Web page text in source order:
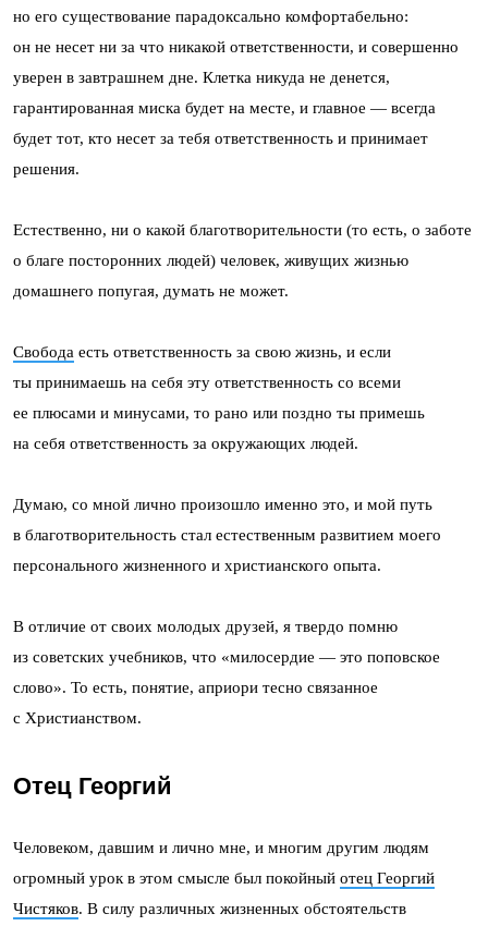
но его существование парадоксально комфортабельно:
он не несет ни за что никакой ответственности, и совершенно
уверен в завтрашнем дне. Клетка никуда не денется,
гарантированная миска будет на месте, и главное — всегда
будет тот, кто несет за тебя ответственность и принимает
решения.
Естественно, ни о какой благотворительности (то есть, о заботе
о благе посторонних людей) человек, живущих жизнью
домашнего попугая, думать не может.
Свобода есть ответственность за свою жизнь, и если
ты принимаешь на себя эту ответственность со всеми
ее плюсами и минусами, то рано или поздно ты примешь
на себя ответственность за окружающих людей.
Думаю, со мной лично произошло именно это, и мой путь
в благотворительность стал естественным развитием моего
персонального жизненного и христианского опыта.
В отличие от своих молодых друзей, я твердо помню
из советских учебников, что «милосердие — это поповское
слово». То есть, понятие, априори тесно связанное
с Христианством.
Отец Георгий
Человеком, давшим и лично мне, и многим другим людям
огромный урок в этом смысле был покойный отец Георгий
Чистяков. В силу различных жизненных обстоятельств